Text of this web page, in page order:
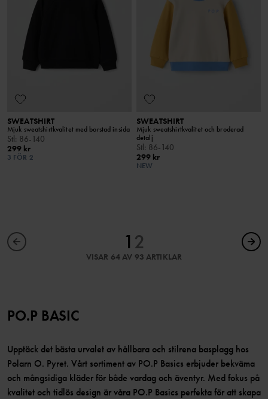
SWEATSHIRT
Mjuk sweatshirtkvalitet med borstad insida
Stl: 86-140
299 kr
3 FÖR 2
SWEATSHIRT
Mjuk sweatshirtkvalitet och broderad
detalj
Stl: 86-140
299 kr
NEW
1 2
VISAR 64 AV 93 ARTIKLAR
PO.P BASIC
Upptäck det bästa urvalet av hållbara och stilrena basplagg hos
Polarn O. Pyret. Vårt sortiment av PO.P Basics erbjuder bekväma
och mångsidiga kläder för både vardag och äventyr. Med fokus på
kvalitet och tidlös design är våra PO.P Basics perfekta för att skapa